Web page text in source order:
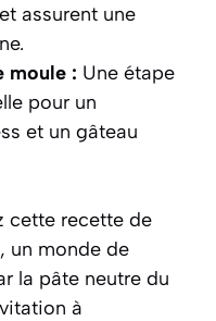
assurent une
moule : Une étape
pour un
et un gâteau
cette recette de
un monde de
la pâte neutre du
à